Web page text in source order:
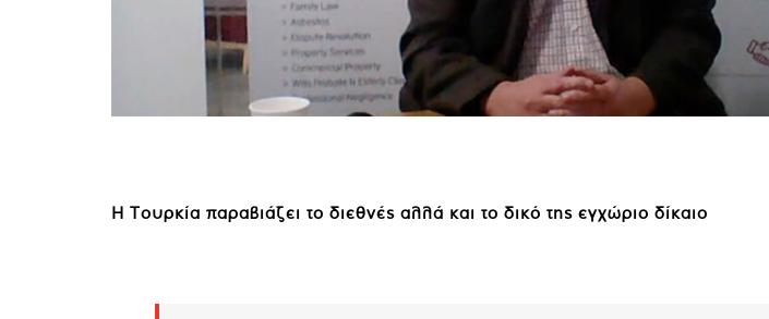
Η Τουρκία παραβιάζει το διεθνές αλλά και το δικό της εγχώριο δίκαιο